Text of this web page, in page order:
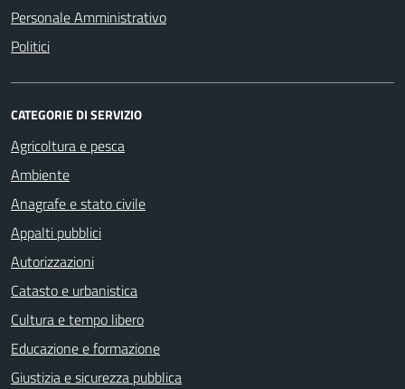
Personale Amministrativo
Politici
CATEGORIE DI SERVIZIO
Agricoltura e pesca
Ambiente
Anagrafe e stato civile
Appalti pubblici
Autorizzazioni
Catasto e urbanistica
Cultura e tempo libero
Educazione e formazione
Giustizia e sicurezza pubblica